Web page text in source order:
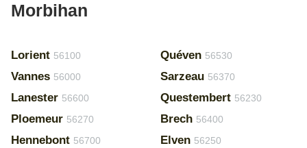
Morbihan
Lorient 56100
Vannes 56000
Lanester 56600
Ploemeur 56270
Hennebont 56700
Quéven 56530
Sarzeau 56370
Questembert 56230
Brech 56400
Elven 56250